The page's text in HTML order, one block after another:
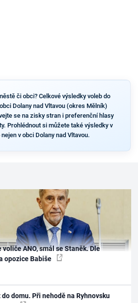
či obci? Celkové výsledky voleb do
Dolany nad Vltavou (okres Mělník)
se na zisky stran i preferenční hlasy
Prohlédnout si můžete také výsledky v
v obci Dolany nad Vltavou.
ANO, smál se Staněk. Dle
opozice Babiše
domu. Při nehodě na Ryhnovsku